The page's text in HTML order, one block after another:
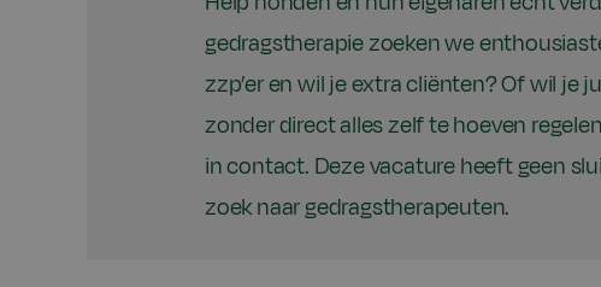
gedragstherapie zoeken we
zzp’er en wil je extra cliënten? Of wil je
zonder direct alles zelf te hoeven
in contact. Deze vacature heeft geen
zoek naar gedragstherapeuten.